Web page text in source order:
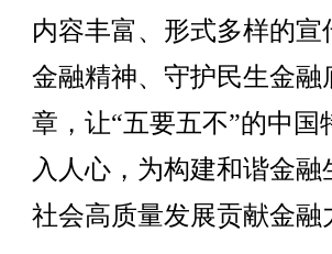
内容丰富、形式多样的
金融精神、守护民生金融
章，让“五要五不”的中
入人心，为构建和谐金
社会高质量发展贡献金融